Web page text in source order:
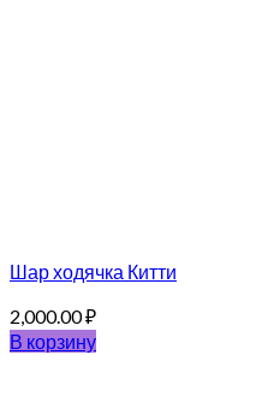
Шар ходячка Китти
2,000.00₽
В корзину